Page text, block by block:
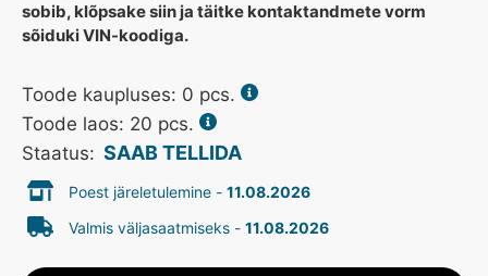
sobib, klõpsake siin ja täitke kontaktandmete vorm
sõiduki VIN-koodiga.
Toode kaupluses: 0 pcs.
Toode laos: 20 pcs.
Staatus: SAAB TELLIDA
Poest järeletulemine - 11.08.2026
Valmis väljasaatmiseks - 11.08.2026